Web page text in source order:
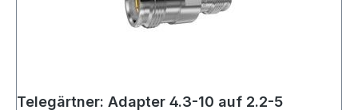
Telegärtner: Adapter 4.3-10 auf 2.2-5